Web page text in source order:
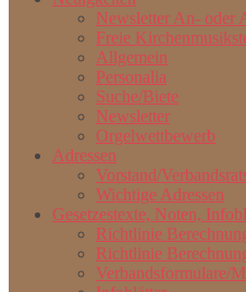
Newsletter An- oder
Freie
Allgemein
Personalia
Suche/Biete
Newsletter
Orgelwettbewerb
Adressen
Vorstand/
Wichtige Adressen
Gesetzestexte, Noten,
Richtlinie
Richtlinie
Verbandsformulare/